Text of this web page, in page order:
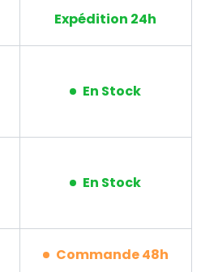
Expédition 24h
En Stock
En Stock
Commande 48h